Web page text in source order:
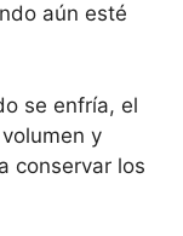
aún esté
se enfría, el
y
conservar los